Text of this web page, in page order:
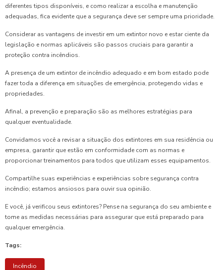
diferentes tipos disponíveis, e como realizar a escolha e manutenção
adequadas, fica evidente que a segurança deve ser sempre uma prioridade.
Considerar as vantagens de investir em um extintor novo e estar ciente da
legislação e normas aplicáveis são passos cruciais para garantir a
proteção contra incêndios.
A presença de um extintor de incêndio adequado e em bom estado pode
fazer toda a diferença em situações de emergência, protegendo vidas e
propriedades.
Afinal, a prevenção e preparação são as melhores estratégias para
qualquer eventualidade.
Convidamos você a revisar a situação dos extintores em sua residência ou
empresa, garantir que estão em conformidade com as normas e
proporcionar treinamentos para todos que utilizam esses equipamentos.
Compartilhe suas experiências e experiências sobre segurança contra
incêndio; estamos ansiosos para ouvir sua opinião.
E você, já verificou seus extintores? Pense na segurança do seu ambiente e
tome as medidas necessárias para assegurar que está preparado para
qualquer emergência.
Tags:
Incêndio